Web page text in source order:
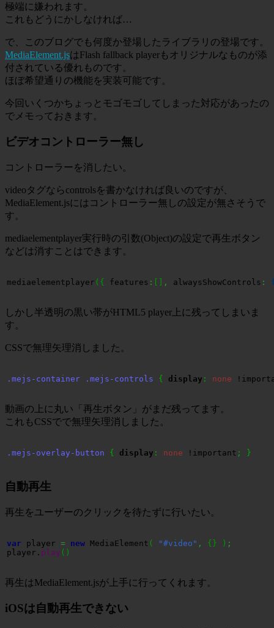
極端に嫌われます。
これもどうにかしなければ…
で、このブログでも何度か登場したライブラリの登場です。
MediaElement.jsはFlash fallback playerもオリジナルなものが添
付されている優れものです。
ほぼ希望通りの機能を実装可能です。
今回いくつかちょっとモゴモゴしてしまった対応があったの
でメモっておきます。
ビデオコントローラー無し
コントローラーを消したい。
videoタグならcontrolsを書かなければ良いのですが、
MediaElement.jsにはコントローラー無しの設定が無さそうで
す。
mediaelementplayer実行時の引数(Object)の設定で再生ボタン
などは消すことはできます。
mediaelementplayer ( { features : , alwaysShowControls :
しかし半透明の黒い帯がHTML5 player上に残ってしまいま
す。
CSSで無理矢理消しました。
.mejs-container .mejs-controls { display : none
動画の上に丸い「再生ボタン」がまだ残ってます。
これもCSSでで無理矢理消しました。
.mejs-overlay-button { display : none !important ; }
自動再生
再生をユーザーのクリックを待たずに行いたい。
var player = new MediaElement ( "#video" , {} ) ;
player. play ( )
再生はMediaElement.jsが上手に行ってくれます。
iOSは自動再生できない